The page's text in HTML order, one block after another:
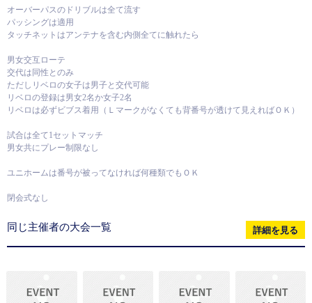
オーバーパスのドリブルは全て流す
パッシングは適用
タッチネットはアンテナを含む内側全てに触れたら
男女交互ローテ
交代は同性とのみ
ただしリベロの女子は男子と交代可能
リベロの登録は男女2名か女子2名
リベロは必ずビブス着用（Ｌマークがなくても背番号が透けて見えればＯＫ）
試合は全て1セットマッチ
男女共にプレー制限なし
ユニホームは番号が被ってなければ何種類でもＯＫ
閉会式なし
同じ主催者の大会一覧 詳細を見る